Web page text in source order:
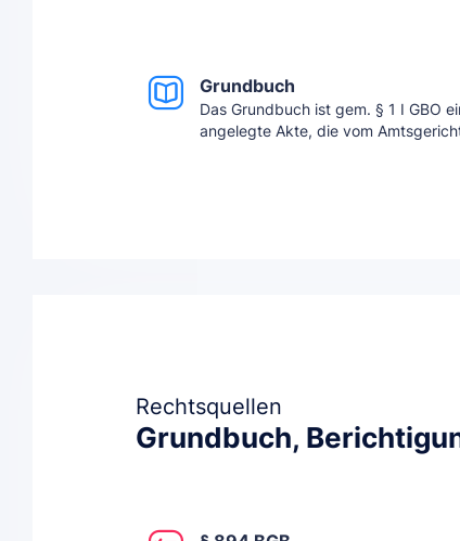
Grundbuch
Das Grundbuch ist gem. § 1 I GBO
angelegte Akte, die vom
Rechtsquellen
Grundbuch,